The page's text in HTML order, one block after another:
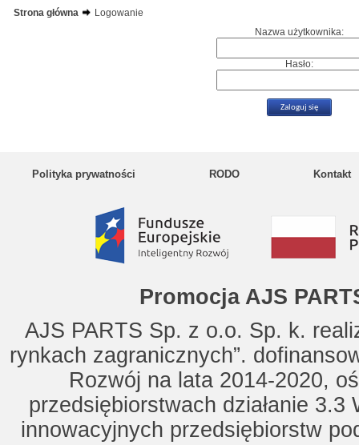
Strona główna
Logowanie
Nazwa użytkownika:
Hasło:
Polityka prywatności RODO Kontakt
Promocja AJS
AJS PARTS Sp. z o.o. Sp. k.
rynkach zagranicznych”.
Rozwój na lata 2014-2020,
przedsiębiorstwach działanie
innowacyjnych przedsiębiorstw